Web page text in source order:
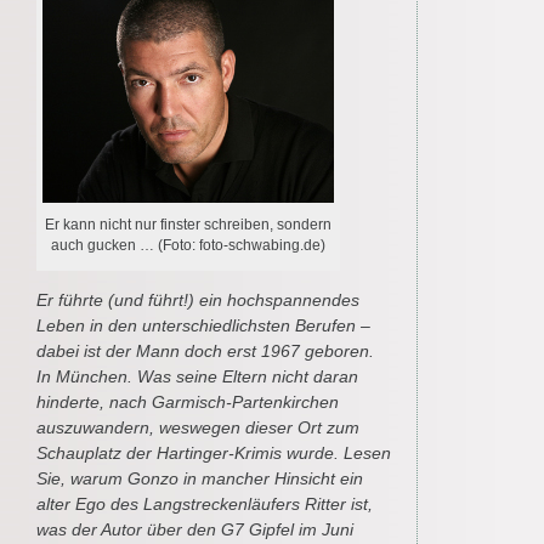
Er kann nicht nur finster schreiben, sondern
auch gucken … (Foto: foto-schwabing.de)
Er führte (und führt!) ein hochspannendes
Leben in den unterschiedlichsten Berufen –
dabei ist der Mann doch erst 1967 geboren.
In München. Was seine Eltern nicht daran
hinderte, nach Garmisch-Partenkirchen
auszuwandern, weswegen dieser Ort zum
Schauplatz der Hartinger-Krimis wurde. Lesen
Sie, warum Gonzo in mancher Hinsicht ein
alter Ego des Langstreckenläufers Ritter ist,
was der Autor über den G7 Gipfel im Juni